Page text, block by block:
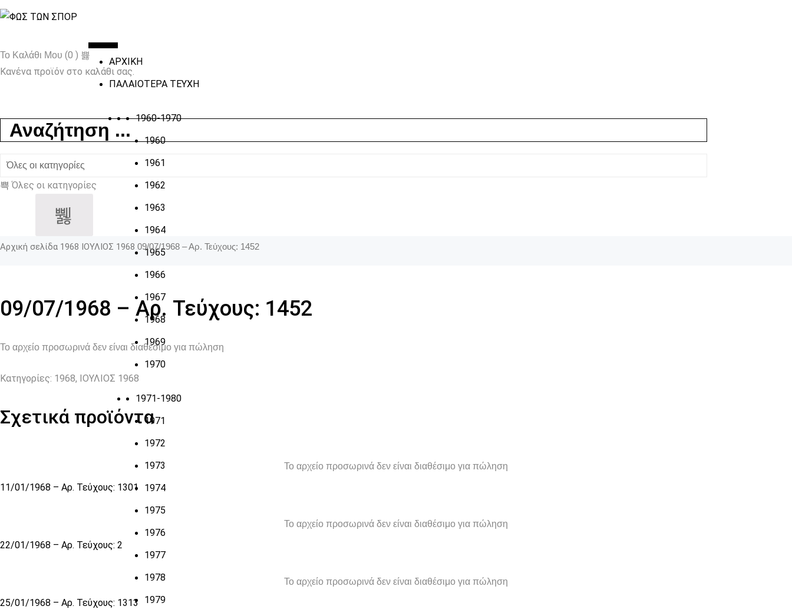
ΑΡΧΙΚΗ
ΠΑΛΑΙΟΤΕΡΑ ΤΕΥΧΗ
1960-1970
1960
1961
1962
1963
1964
1965
1966
1967
1968
1969
1970
1971-1980
1971
1972
1973
1974
1975
1976
1977
1978
1979
Το Καλάθι Μου (0 )
Κανένα προϊόν στο καλάθι σας.
Όλες οι κατηγορίες
Αρχική σελίδα 1968 ΙΟΥΛΙΟΣ 1968 09/07/1968 – Αρ. Τεύχους: 1452
09/07/1968 – Αρ. Τεύχους: 1452
Το αρχείο προσωρινά δεν είναι διαθέσιμο για πώληση
Κατηγορίες: 1968, ΙΟΥΛΙΟΣ 1968
Σχετικά προϊόντα
Το αρχείο προσωρινά δεν είναι διαθέσιμο για πώληση
11/01/1968 – Αρ. Τεύχους: 1301
Το αρχείο προσωρινά δεν είναι διαθέσιμο για πώληση
22/01/1968 – Αρ. Τεύχους: 2
Το αρχείο προσωρινά δεν είναι διαθέσιμο για πώληση
25/01/1968 – Αρ. Τεύχους: 1313